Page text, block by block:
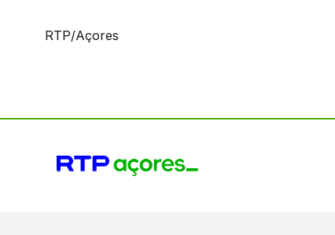
RTP/Açores